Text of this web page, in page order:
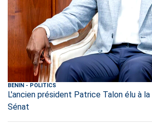
BENIN - POLITICS
L'ancien président Patrice Talon élu à
Sénat